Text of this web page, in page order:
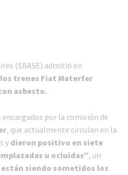
(SBASE) admitió en
los trenes Fiat Materfer
asbesto.
por la comisión de
, que actualmente circulan en la
y dieron positivo en siete
u ocluidas”, un
siendo sometidos los